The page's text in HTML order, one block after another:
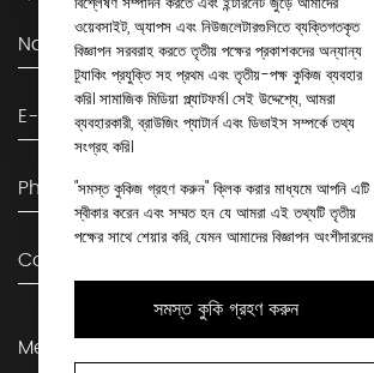
ওয়েবসাইট, অ্যাপস এবং নিউজলেটারগুলিতে ব্যক্তিগতকৃত
বিজ্ঞাপন সরবরাহ করতে তৃতীয় পক্ষের প্রকাশকদের অন্যান্য
ট্র্যাকিং প্রযুক্তি সহ প্রথম এবং তৃতীয়-পক্ষ কুকিজ ব্যবহার
করি। সামাজিক মিডিয়া প্ল্যাটফর্ম। সেই উদ্দেশ্যে, আমরা
ব্যবহারকারী, ব্রাউজিং প্যাটার্ন এবং ডিভাইস সম্পর্কে তথ্য
সংগ্রহ করি।
"সমস্ত কুকিজ গ্রহণ করুন" ক্লিক করার মাধ্যমে আপনি এটি
স্বীকার করেন এবং সম্মত হন যে আমরা এই তথ্যটি তৃতীয়
পক্ষের সাথে শেয়ার করি, যেমন আমাদের বিজ্ঞাপন অংশীদারদের
কুকিজ" দিয়ে চালিয়ে যেতে পারেন। কিন্তু মনে রাখবেন যে কিছু
ধরণের কুকি ব্লক করা হলে তা প্রভাবিত করতে পারে যে
আমরা কীভাবে আপনার পছন্দের বিষয়বস্তু সরবরাহ করতে পারি।
সমস্ত কুকি গ্রহণ করুন